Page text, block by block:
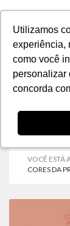
Utilizamos
experiência,
como você
personalizar
concorda
Utilizamos
experiência,
como você
personalizar
concorda
VOCÊ ESTÁ
CORES DA